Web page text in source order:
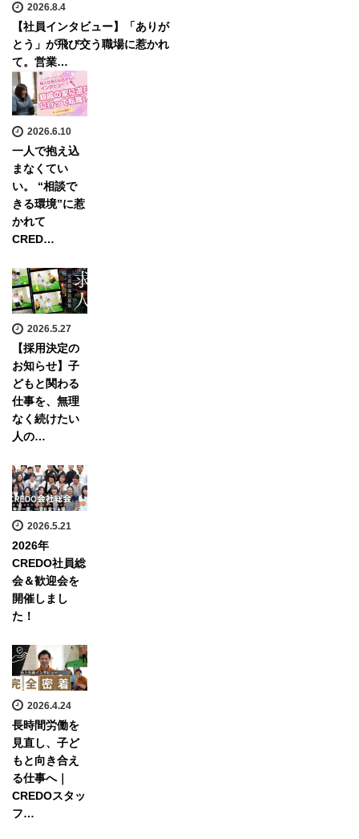
2026.8.4
【社員インタビュー】「ありが
とう」が飛び交う職場に惹かれ
て。営業…
2026.6.10
一人で抱え込
まなくてい
い。 “相談で
きる環境”に惹
かれて
CRED…
2026.5.27
【採用決定の
お知らせ】子
どもと関わる
仕事を、無理
なく続けたい
人の…
2026.5.21
2026年
CREDO社員総
会＆歓迎会を
開催しまし
た！
2026.4.24
長時間労働を
見直し、子ど
もと向き合え
る仕事へ｜
CREDOスタッ
フ…